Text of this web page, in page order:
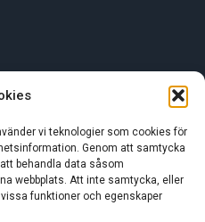
vi teknologier som cookies för
Genom att samtycka
behandla data såsom
webbplats. Att inte samtycka, eller
funktioner och egenskaper